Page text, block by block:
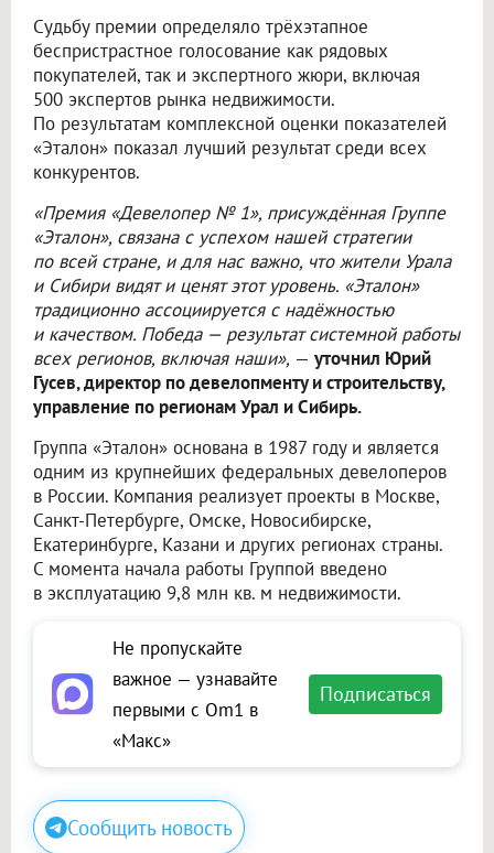
Судьбу премии определяло трёхэтапное
беспристрастное голосование как рядовых
покупателей, так и экспертного жюри, включая
500 экспертов рынка недвижимости.
По результатам комплексной оценки показателей
«Эталон» показал лучший результат среди всех
конкурентов.
«Премия «Девелопер № 1», присуждённая Группе
«Эталон», связана с успехом нашей стратегии
по всей стране, и для нас важно, что жители Урала
и Сибири видят и ценят этот уровень. «Эталон»
традиционно ассоциируется с надёжностью
и качеством. Победа — результат системной работы
всех регионов, включая наши», — уточнил Юрий
Гусев, директор по девелопменту и строительству,
управление по регионам Урал и Сибирь.
Группа «Эталон» основана в 1987 году и является
одним из крупнейших федеральных девелоперов
в России. Компания реализует проекты в Москве,
Санкт-Петербурге, Омске, Новосибирске,
Екатеринбурге, Казани и других регионах страны.
С момента начала работы Группой введено
в эксплуатацию 9,8 млн кв. м недвижимости.
Не пропускайте
важное — узнавайте
первыми с Om1 в
«Макс»
Подписаться
Сообщить новость